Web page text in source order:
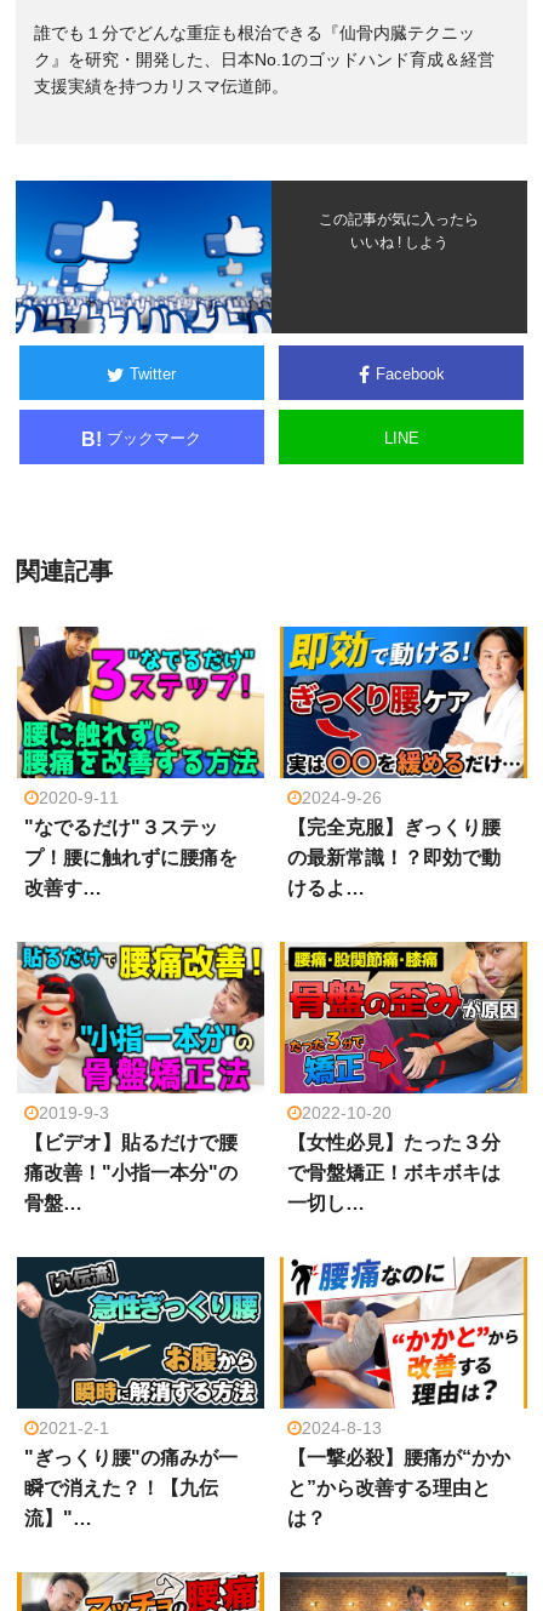
誰でも１分でどんな重症も根治できる『仙骨内臓テクニッ
ク』を研究・開発した、日本No.1のゴッドハンド育成＆経営
支援実績を持つカリスマ伝道師。
この記事が気に入ったら
いいね ! しよう
Twitter Facebook
B! ブックマーク LINE
関連記事
2020-9-11
"なでるだけ"３ステッ
プ！腰に触れずに腰痛を
改善す…
2024-9-26
【完全克服】ぎっくり腰
の最新常識！？即効で動
けるよ…
2019-9-3
【ビデオ】貼るだけで腰
痛改善！"小指一本分"の
骨盤…
2022-10-20
【女性必見】たった３分
で骨盤矯正！ボキボキは
一切し…
2021-2-1
"ぎっくり腰"の痛みが一
瞬で消えた？！【九伝
流】"…
2024-8-13
【一撃必殺】腰痛が“かか
と”から改善する理由と
は？